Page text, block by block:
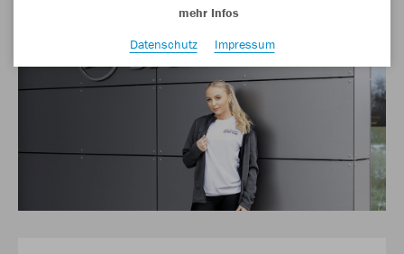
mehr Infos
Datenschutz
Impressum